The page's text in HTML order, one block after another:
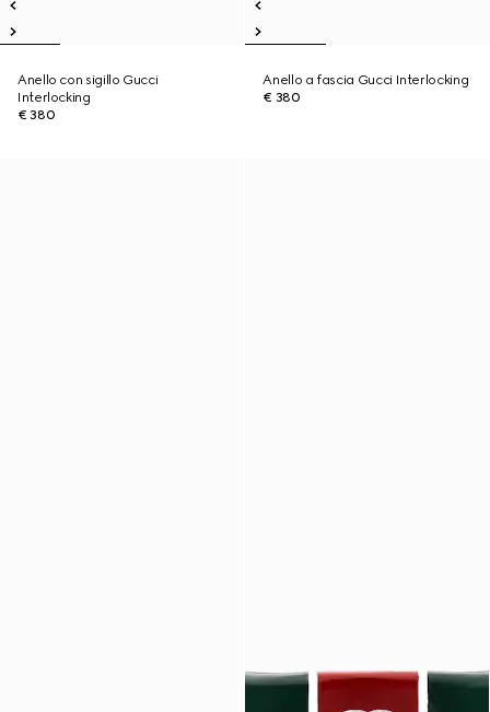
Anello con sigillo Gucci
Interlocking
€ 380
Anello a fascia Gucci Interlocking
€ 380